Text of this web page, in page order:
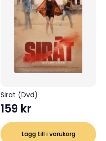
Sirat (Dvd)
159 kr
Lägg till i varukorg